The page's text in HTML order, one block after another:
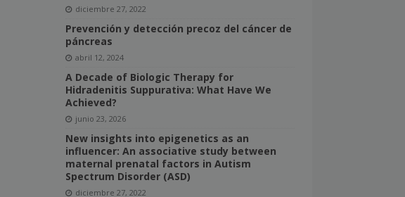
diciembre 27, 2022
Prevención y detección precoz del cáncer de
páncreas
abril 12, 2024
A Decade of Biologic Therapy for
Hidradenitis Suppurativa: What Have We
Achieved?
junio 23, 2026
New insights into epigenetics as an
influencer: An associative study between
maternal prenatal factors in Autism
Spectrum Disorder (ASD)
diciembre 27, 2022